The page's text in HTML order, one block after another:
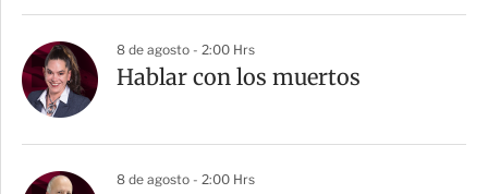
8 de agosto - 2:00 Hrs
Hablar con los muertos
8 de agosto - 2:00 Hrs